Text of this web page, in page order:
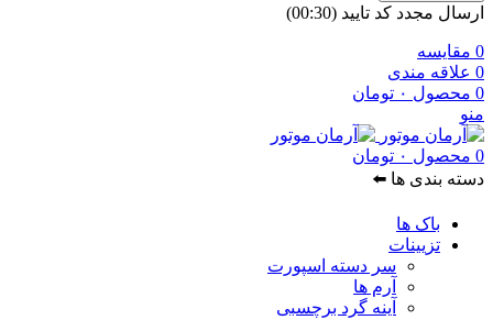
ارسال مجدد کد تایید (00:
30
)
0 مقایسه
0 علاقه مندی
0 محصول ۰ تومان
منو
0 محصول ۰ تومان
دسته بندی ها ⬅️
باک ها
تزیینات
سر دسته اسپورت
آرم ها
آینه گرد برچسبی